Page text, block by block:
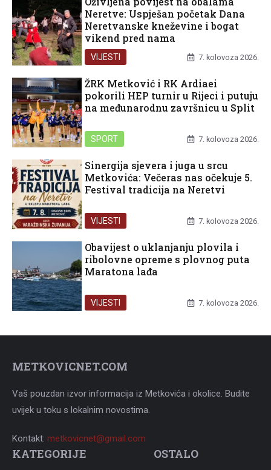
Neretve: Uspješan početak Dana
Neretvanske kneževine i bogat
vikend pred nama
VIJESTI 7. kolovoza 2026.
ŽRK Metković i RK Ardiaei
pokorili HEP turnir u Rijeci i putuju
na međunarodnu završnicu u Split
SPORT 7. kolovoza 2026.
Sinergija sjevera i juga u srcu
Metkovića: Večeras nas očekuje 5.
Festival tradicija na Neretvi
VIJESTI 7. kolovoza 2026.
Obavijest o uklanjanju plovila i
ribolovne opreme s plovnog puta
Maratona lađa
VIJESTI 7. kolovoza 2026.
METKOVICNET.COM
Vaš pouzdan izvor informacija iz Metkovića i okolice. Budite
uvijek u toku s lokalnim novostima.
Kontakt: metkovicnet@gmail.com
KATEGORIJE OSTALO